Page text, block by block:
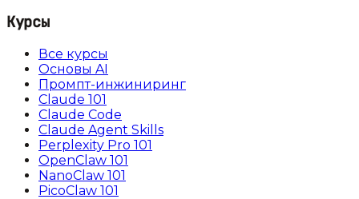
Курсы
Все курсы
Основы AI
Промпт-инжиниринг
Claude 101
Claude Code
Claude Agent Skills
Perplexity Pro 101
OpenClaw 101
NanoClaw 101
PicoClaw 101